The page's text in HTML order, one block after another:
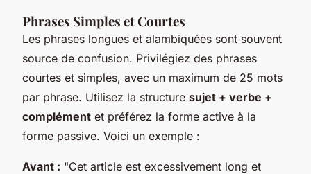
Phrases Simples et Courtes
Les phrases longues et alambiquées sont souvent
source de confusion. Privilégiez des phrases
courtes et simples, avec un maximum de 25 mots
par phrase. Utilisez la structure sujet + verbe +
complément et préférez la forme active à la
forme passive. Voici un exemple :
Avant : "Cet article est excessivement long et